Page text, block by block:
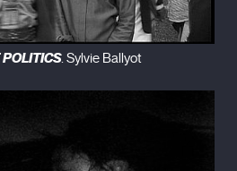
POLITICS. Sylvie Ballyot